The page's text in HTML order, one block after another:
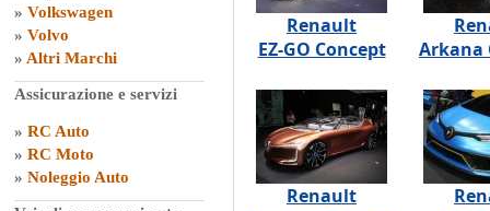
» Volkswagen
» Volvo
» Altri Marchi
Assicurazione e servizi
» RC Auto
» RC Moto
» Noleggio Auto
Renault
EZ-GO Concept
Arkana
Renault